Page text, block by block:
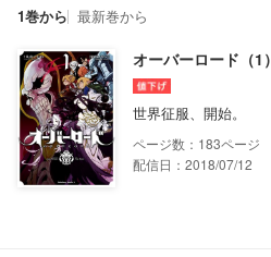
1巻から 最新巻から
オーバーロード（1）
世界征服、開始。
183
配信日：2018/07/12